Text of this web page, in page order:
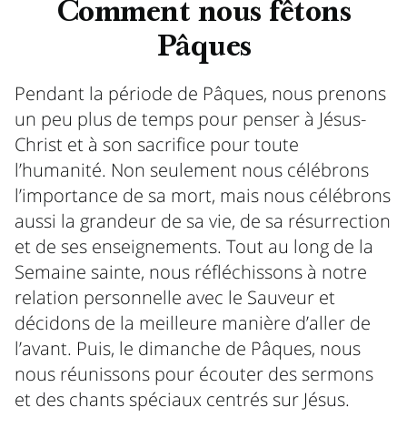
Comment nous fêtons
Pâques
Pendant la période de Pâques, nous prenons
un peu plus de temps pour penser à Jésus-
Christ et à son sacrifice pour toute
l’humanité. Non seulement nous célébrons
l’importance de sa mort, mais nous célébrons
aussi la grandeur de sa vie, de sa résurrection
et de ses enseignements. Tout au long de la
Semaine sainte, nous réfléchissons à notre
relation personnelle avec le Sauveur et
décidons de la meilleure manière d’aller de
l’avant. Puis, le dimanche de Pâques, nous
nous réunissons pour écouter des sermons
et des chants spéciaux centrés sur Jésus.